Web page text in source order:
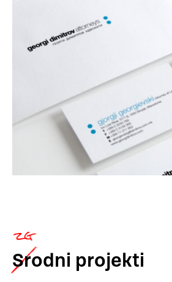
Srodni projekti